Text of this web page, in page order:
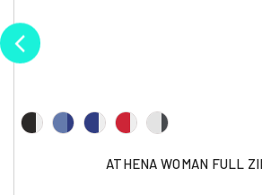
ATHENA WOMAN FULL